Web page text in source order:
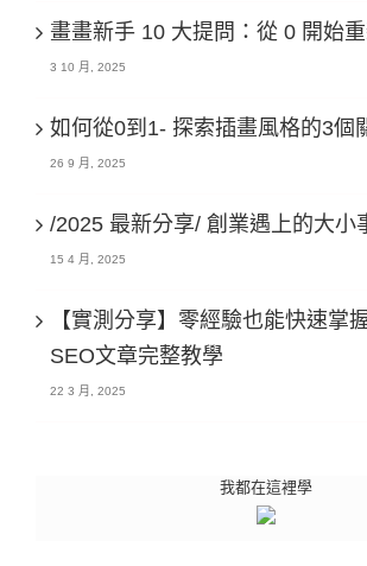
畫畫新手 10 大提問：從 0 開始
3 10 月, 2025
如何從0到1- 探索插畫風格的3個
26 9 月, 2025
/2025 最新分享/ 創業遇上的大
15 4 月, 2025
【實測分享】零經驗也能快速掌
SEO文章完整教學
22 3 月, 2025
我都在這裡學